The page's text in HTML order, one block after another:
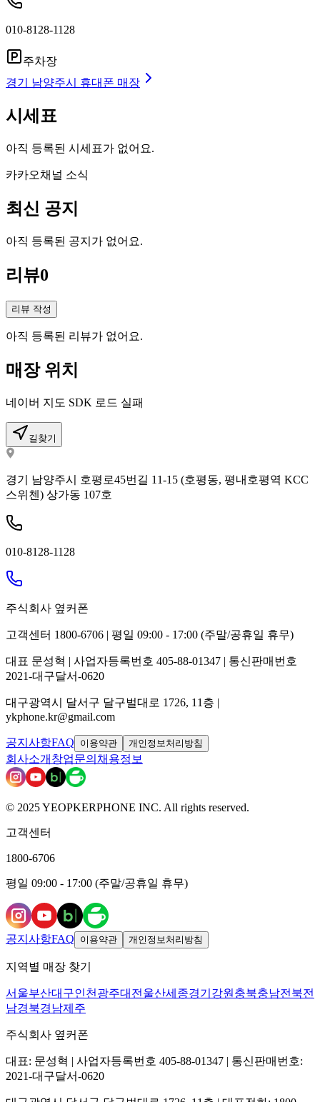
010-8128-1128
주차장
경기 남양주시
휴대폰 매장
시세표
아직 등록된 시세표가 없어요.
카카오채널 소식
최신 공지
아직 등록된 공지가 없어요.
리뷰0
리뷰 작성
아직 등록된 리뷰가 없어요.
매장 위치
네이버 지도 SDK 로드 실패
길찾기
경기 남양주시 호평로45번길 11-15 (호평동, 평내호평역 KCC
스위첸) 상가동 107호
010-8128-1128
주식회사 옆커폰
고객센터 1800-6706 | 평일 09:00 - 17:00 (주말/공휴일 휴무)
대표 문성혁 | 사업자등록번호 405-88-01347 | 통신판매번호
2021-대구달서-0620
대구광역시 달서구 달구벌대로 1726, 11층 |
ykphone.kr@gmail.com
공지사항FAQ 이용약관 개인정보처리방침
회사소개 창업문의 채용정보
© 2025 YEOPKERPHONE INC. All rights reserved.
고객센터
1800-6706
평일 09:00 - 17:00 (주말/공휴일 휴무)
공지사항FAQ 이용약관 개인정보처리방침
지역별 매장 찾기
서울부산대구인천 광주대전 울산세종경기 강원 충북충남전북전
남경북경남제주
주식회사 옆커폰
대표: 문성혁 | 사업자등록번호 405-88-01347 | 통신판매번호:
2021-대구달서-0620